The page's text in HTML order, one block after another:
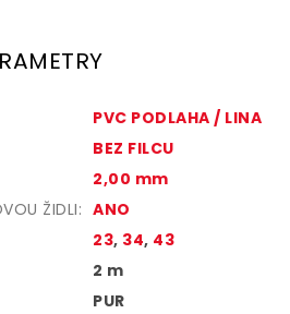
PVC PODLAHA / LINA
BEZ FILCU
2,00 mm
ŽIDLI: ANO
23, 34, 43
2 m
PUR